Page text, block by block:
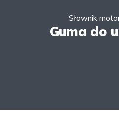
Słownik
Guma do